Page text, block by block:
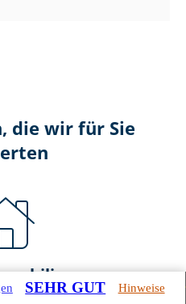
die wir für Sie
SEHR GUT Hinweise